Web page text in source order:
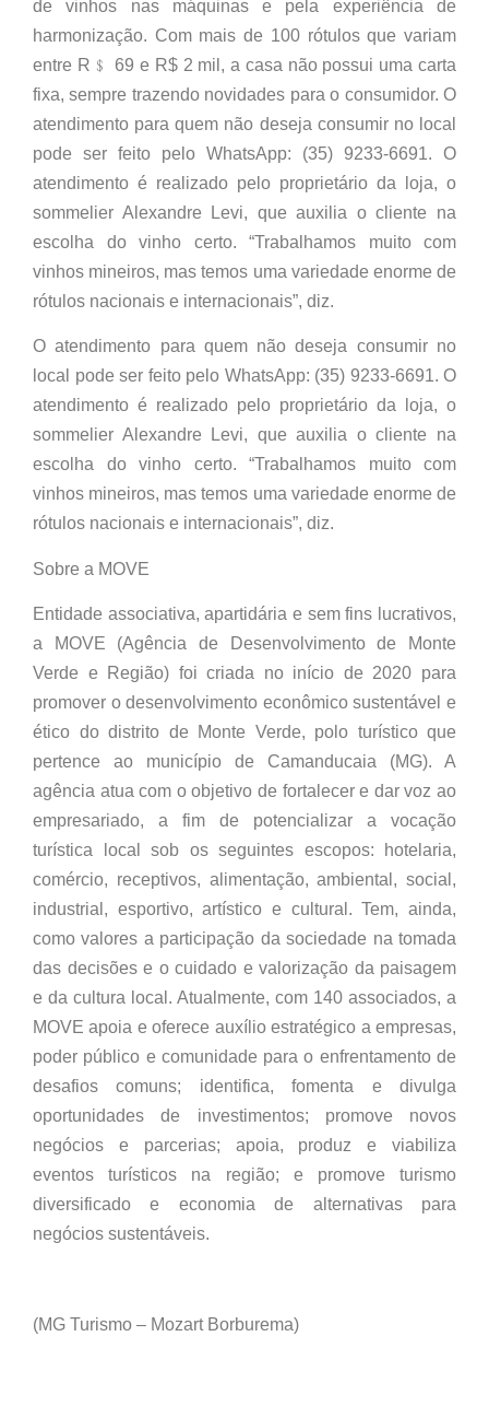
de vinhos nas máquinas e pela experiência de
harmonização. Com mais de 100 rótulos que variam
entre R﹩ 69 e R$ 2 mil, a casa não possui uma carta
fixa, sempre trazendo novidades para o consumidor. O
atendimento para quem não deseja consumir no local
pode ser feito pelo WhatsApp: (35) 9233-6691. O
atendimento é realizado pelo proprietário da loja, o
sommelier Alexandre Levi, que auxilia o cliente na
escolha do vinho certo. “Trabalhamos muito com
vinhos mineiros, mas temos uma variedade enorme de
rótulos nacionais e internacionais”, diz.
O atendimento para quem não deseja consumir no
local pode ser feito pelo WhatsApp: (35) 9233-6691. O
atendimento é realizado pelo proprietário da loja, o
sommelier Alexandre Levi, que auxilia o cliente na
escolha do vinho certo. “Trabalhamos muito com
vinhos mineiros, mas temos uma variedade enorme de
rótulos nacionais e internacionais”, diz.
Sobre a MOVE
Entidade associativa, apartidária e sem fins lucrativos,
a MOVE (Agência de Desenvolvimento de Monte
Verde e Região) foi criada no início de 2020 para
promover o desenvolvimento econômico sustentável e
ético do distrito de Monte Verde, polo turístico que
pertence ao município de Camanducaia (MG). A
agência atua com o objetivo de fortalecer e dar voz ao
empresariado, a fim de potencializar a vocação
turística local sob os seguintes escopos: hotelaria,
comércio, receptivos, alimentação, ambiental, social,
industrial, esportivo, artístico e cultural. Tem, ainda,
como valores a participação da sociedade na tomada
das decisões e o cuidado e valorização da paisagem
e da cultura local. Atualmente, com 140 associados, a
MOVE apoia e oferece auxílio estratégico a empresas,
poder público e comunidade para o enfrentamento de
desafios comuns; identifica, fomenta e divulga
oportunidades de investimentos; promove novos
negócios e parcerias; apoia, produz e viabiliza
eventos turísticos na região; e promove turismo
diversificado e economia de alternativas para
negócios sustentáveis.
(MG Turismo – Mozart Borburema)